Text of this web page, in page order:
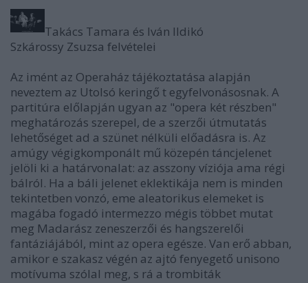
Takács Tamara és Iván Ildikó
Szkárossy Zsuzsa felvételei
Az imént az Operaház tájékoztatása alapján
neveztem az Utolsó keringő t egyfelvonásosnak. A
partitúra előlapján ugyan az "opera két részben"
meghatározás szerepel, de a szerzői útmutatás
lehetőséget ad a szünet nélküli előadásra is. Az
amúgy végigkomponált mű közepén táncjelenet
jelöli ki a határvonalat: az asszony víziója ama régi
bálról. Ha a báli jelenet eklektikája nem is minden
tekintetben vonzó, eme aleatorikus elemeket is
magába fogadó intermezzo mégis többet mutat
meg Madarász zeneszerzői és hangszerelői
fantáziájából, mint az opera egésze. Van erő abban,
amikor e szakasz végén az ajtó fenyegető unisono
motívuma szólal meg, s rá a trombiták